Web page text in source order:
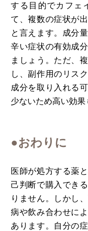
する目的でカフェ
て、複数の症状が
と言えます。成分
辛い症状の有効成
ましょう。ただ、
し、副作用のリス
成分を取り入れる
少ないため高い効果
●おわりに
医師が処方する薬
己判断で購入でき
りません。しかし
病や飲み合わせに
あります。自分の